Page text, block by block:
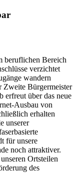
beruflichen Bereich
verzichtet
wandern
Zweite Bürgermeister
erfreut über das neue
Ausbau von
erhalten
unserer
für unsere
noch attraktiver.
Ortsteilen
des